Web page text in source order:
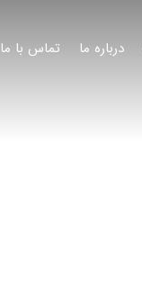
درباره ما تماس با ما